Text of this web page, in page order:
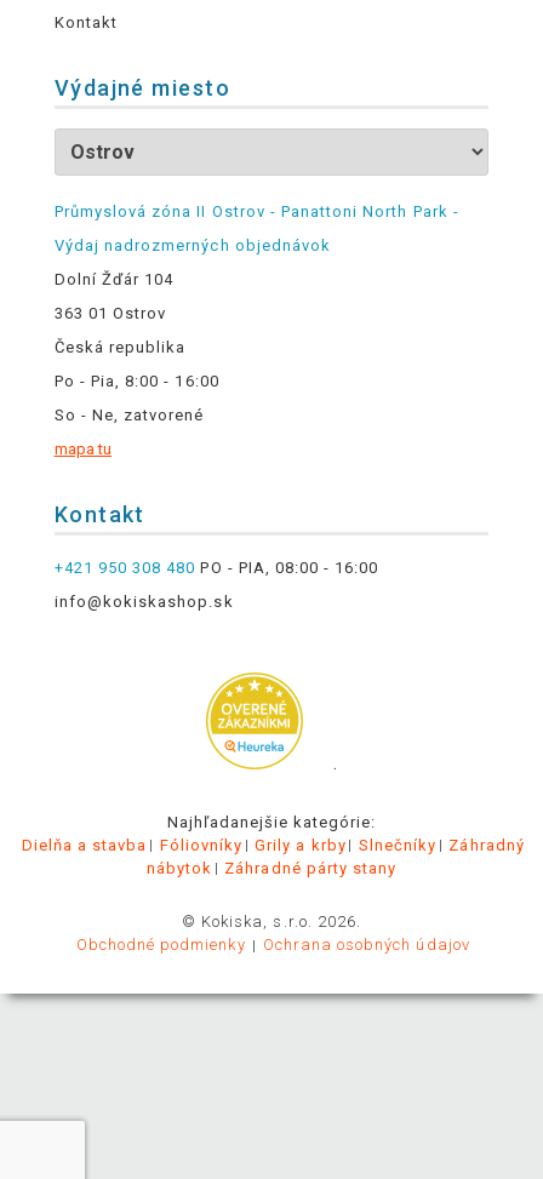
Kontakt
Výdajné miesto
Průmyslová zóna II Ostrov - Panattoni North Park -
Výdaj nadrozmerných objednávok
Dolní Žďár 104
363 01 Ostrov
Česká republika
Po - Pia, 8:00 - 16:00
So - Ne, zatvorené
mapa tu
Kontakt
+421 950 308 480 PO - PIA, 08:00 - 16:00
info@kokiskashop.sk
.
Najhľadanejšie kategórie:
Dielňa a stavba
Fóliovníky Grily a krby Slnečníky
Záhradný
nábytok
Záhradné párty stany
© Kokiska, s.r.o. 2026.
Obchodné podmienky
Ochrana osobných údajov